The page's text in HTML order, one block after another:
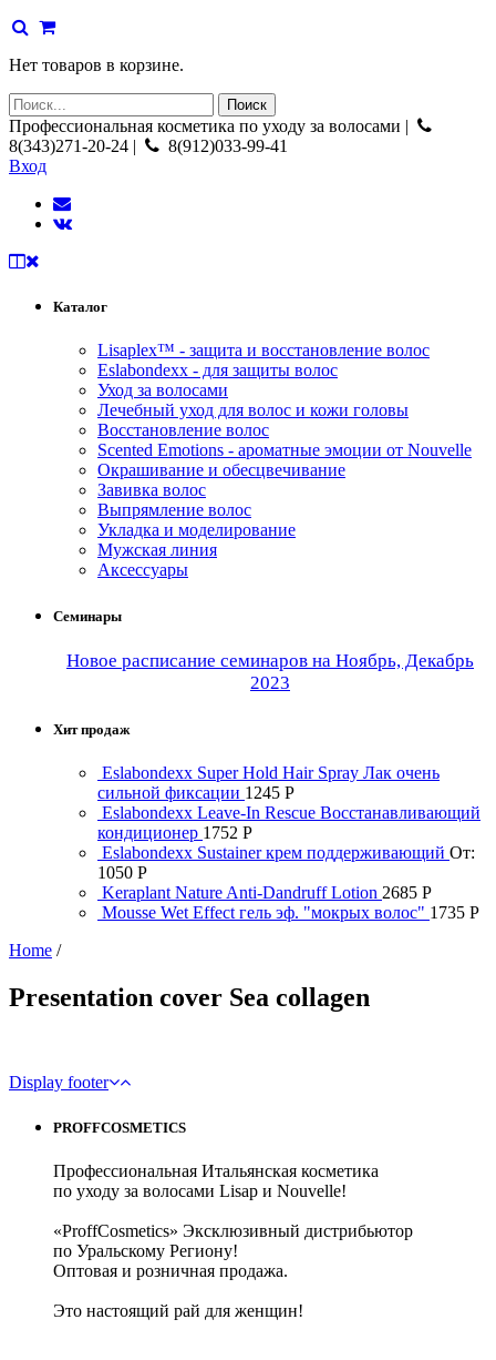
Нет товаров в корзине.
Профессиональная косметика по уходу за волосами |
8(343)271-20-24 |
8(912)033-99-41
Вход
Каталог
Lisaplex™ - защита и восстановление волос
Eslabondexx - для защиты волос
Уход за волосами
Лечебный уход для волос и кожи головы
Восстановление волос
Scented Emotions - ароматные эмоции от Nouvelle
Окрашивание и обесцвечивание
Завивка волос
Выпрямление волос
Укладка и моделирование
Мужская линия
Аксессуары
Семинары
Новое расписание семинаров на Ноябрь, Декабрь
2023
Хит продаж
Eslabondexx Super Hold Hair Spray Лак очень
сильной фиксации 1245 Р
Eslabondexx Leave-In Rescue Восстанавливающий
кондиционер 1752 Р
Eslabondexx Sustainer крем поддерживающий От:
1050 Р
Keraplant Nature Anti-Dandruff Lotion 2685 Р
Mousse Wet Effect гель эф. "мокрых волос" 1735 Р
Home /
Presentation cover Sea collagen
Display footer
PROFFCOSMETICS
Профессиональная Итальянская косметика
по уходу за волосами Lisap и Nouvelle!
«ProffCosmetics» Эксклюзивный дистрибьютор
по Уральскому Региону!
Оптовая и розничная продажа.
Это настоящий рай для женщин!